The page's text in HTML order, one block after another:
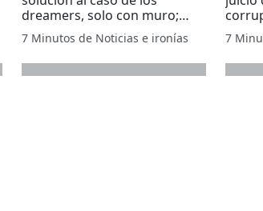
dreamers, solo con muro;
propone Trump
7 Minutos de Noticias e ironías 7